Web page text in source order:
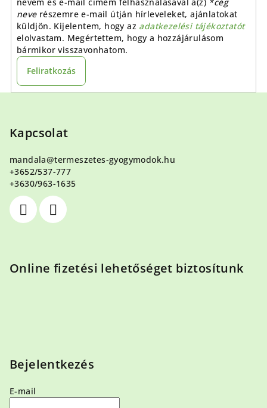
neverészemre e-mail útján hírleveleket, ajánlatokat
küldjön. Kijelentem, hogy az adatkezelési tájékoztatót
elolvastam. Megértettem, hogy a hozzájárulásom
bármikor visszavonhatom.
Feliratkozás
Kapcsolat
mandala@termeszetes-gyogymodok.hu
+3652/537-777
+3630/963-1635
Online fizetési lehetőséget biztosítunk
Bejelentkezés
E-mail